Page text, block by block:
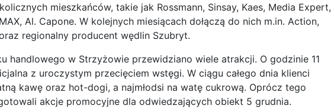
mieszkańców, takie jak Rossmann, Sinsay, Kaes, Media Expert,
Al. Capone. W kolejnych miesiącach dołączą do nich m.in. Action,
regionalny producent wędlin Szubryt.
handlowego w Strzyżowie przewidziano wiele atrakcji. O godzinie 11
z uroczystym przecięciem wstęgi. W ciągu całego dnia klienci
kawę oraz hot-dogi, a najmłodsi na watę cukrową. Oprócz tego
akcje promocyjne dla odwiedzających obiekt 5 grudnia.